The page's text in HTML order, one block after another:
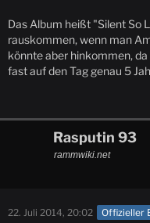
Das Album heißt "Silent So
rauskommen, wenn man
könnte aber hinkommen,
fast auf den Tag genau 5
Rasputin 93
rammwiki.net
22. Juli 2014, 20:02 Offizieller